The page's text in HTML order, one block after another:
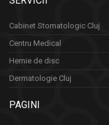
Cabinet Stomatologic Cluj
Centru Medical
Hernie de disc
Dermatologie Cluj
PAGINI